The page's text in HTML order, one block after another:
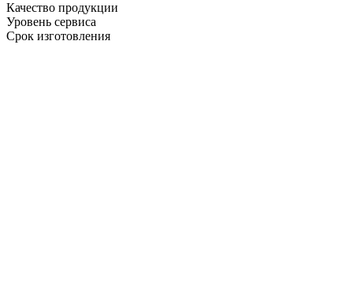
Качество продукции
Уровень сервиса
Срок изготовления